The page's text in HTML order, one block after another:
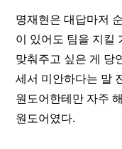
명재현은 대답마저
이 있어도 팀을 지킬
맞춰주고 싶은 게 당
세서 미안하다는 말
원도어한테만 자주
원도어였다.